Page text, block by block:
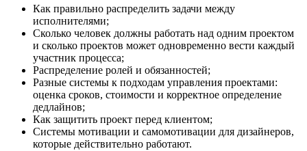
Как правильно распределить задачи между
исполнителями;
Сколько человек должны работать над одним проектом
и сколько проектов может одновременно вести каждый
участник процесса;
Распределение ролей и обязанностей;
Разные системы к подходам управления проектами:
оценка сроков, стоимости и корректное определение
дедлайнов;
Как защитить проект перед клиентом;
Системы мотивации и самомотивации для дизайнеров,
которые действительно работают.